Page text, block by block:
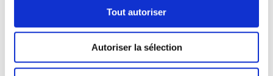
Tout autoriser
Autoriser la sélection
Présentation - Kevin Goergen